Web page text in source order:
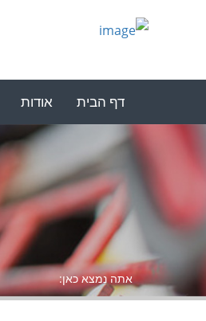
דף הבית אודות
אתה נמצא כאן: